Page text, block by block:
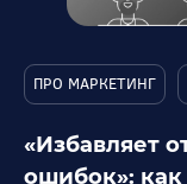
ПРО МАРКЕТИНГ
«Избавляет
ошибок»: как